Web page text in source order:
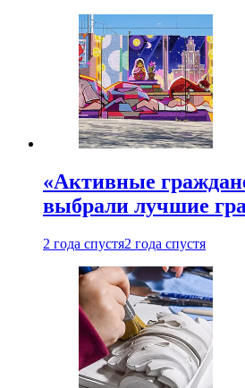
«Активные
выбрали лучшие
2 года спустя2 года спустя